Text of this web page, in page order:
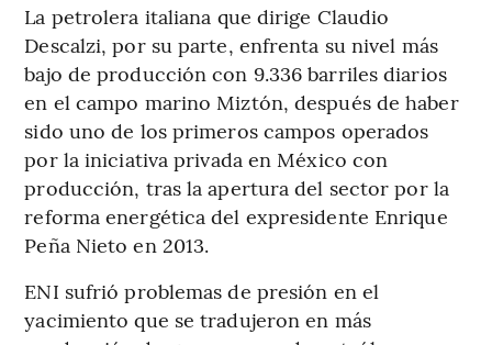
La petrolera italiana que dirige Claudio
Descalzi, por su parte, enfrenta su nivel más
bajo de producción con 9.336 barriles diarios
en el campo marino Miztón, después de haber
sido uno de los primeros campos operados
por la iniciativa privada en México con
producción, tras la apertura del sector por la
reforma energética del expresidente Enrique
Peña Nieto en 2013.
ENI sufrió problemas de presión en el
yacimiento que se tradujeron en más